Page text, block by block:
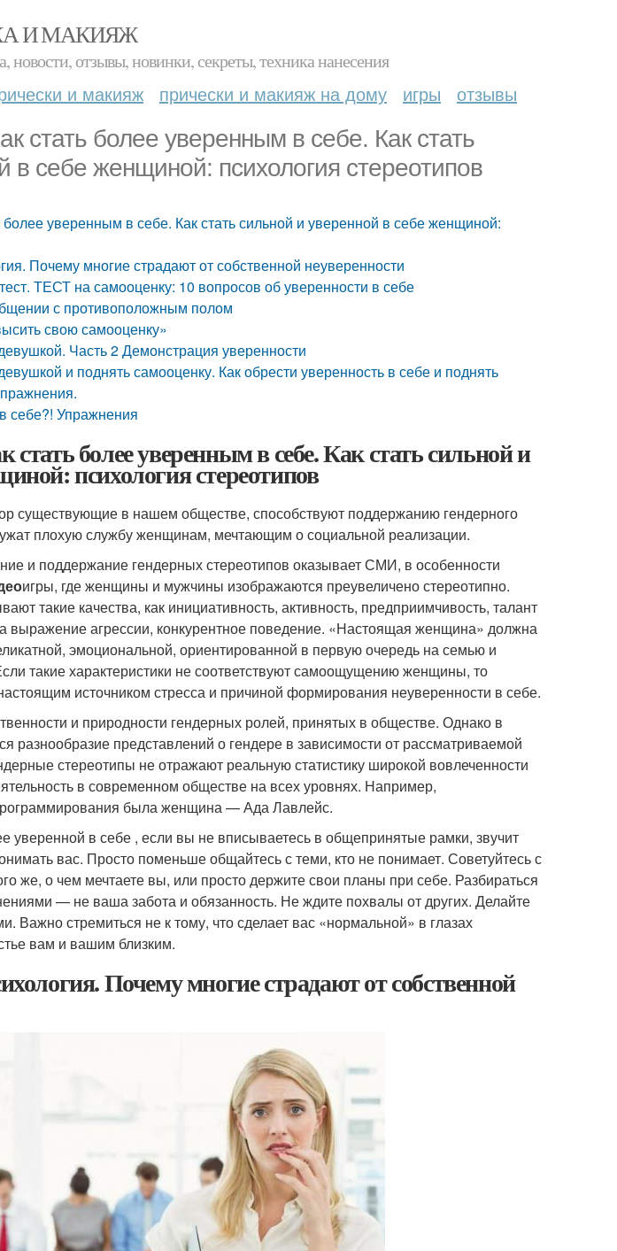
И МАКИЯЖ
отзывы, новинки, секреты, техника нанесения
и макияж прически и макияж на дому игры отзывы
стать более уверенным в себе. Как стать
в себе женщиной: психология стереотипов
более уверенным в себе. Как стать сильной и уверенной в себе женщиной:
Почему многие страдают от собственной неуверенности
ТЕСТ на самооценку: 10 вопросов об уверенности в себе
с противоположным полом
свою самооценку»
Часть 2 Демонстрация уверенности
и поднять самооценку. Как обрести уверенность в себе и поднять
себе?! Упражнения
стать более уверенным в себе. Как стать сильной и
психология стереотипов
существующие в нашем обществе, способствуют поддержанию гендерного
плохую службу женщинам, мечтающим о социальной реализации.
и поддержание гендерных стереотипов оказывает СМИ, в особенности
игры, где женщины и мужчины изображаются преувеличено стереотипно.
такие качества, как инициативность, активность, предприимчивость, талант
выражение агрессии, конкурентное поведение. «Настоящая женщина» должна
эмоциональной, ориентированной в первую очередь на семью и
такие характеристики не соответствуют самоощущению женщины, то
источником стресса и причиной формирования неуверенности в себе.
и природности гендерных ролей, принятых в обществе. Однако в
разнообразие представлений о гендере в зависимости от рассматриваемой
стереотипы не отражают реальную статистику широкой вовлеченности
в современном обществе на всех уровнях. Например,
была женщина — Ада Лавлейс.
уверенной в себе , если вы не вписываетесь в общепринятые рамки, звучит
вас. Просто поменьше общайтесь с теми, кто не понимает. Советуйтесь с
же, о чем мечтаете вы, или просто держите свои планы при себе. Разбираться
— не ваша забота и обязанность. Не ждите похвалы от других. Делайте
Важно стремиться не к тому, что сделает вас «нормальной» в глазах
вам и вашим близким.
Почему многие страдают от собственной